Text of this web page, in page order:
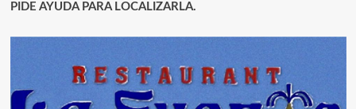
PIDE AYUDA PARA LOCALIZARLA.